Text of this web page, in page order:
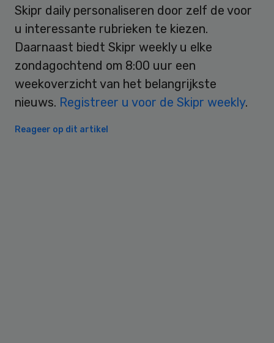
Skipr daily personaliseren door zelf de voor
u interessante rubrieken te kiezen.
Daarnaast biedt Skipr weekly u elke
zondagochtend om 8:00 uur een
weekoverzicht van het belangrijkste
nieuws. Registreer u voor de Skipr weekly.
Reageer op dit artikel